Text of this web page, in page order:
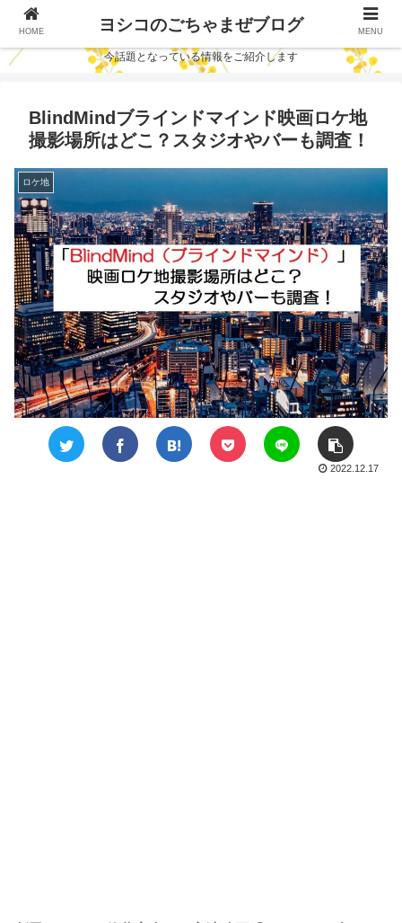
今話題となっている情報をご紹介します
BlindMindブラインドマインド映画ロケ地
撮影場所はどこ？スタジオやバーも調査！
ロケ地
2022.12.17
HOME ヨシコのごちゃまぜブログ MENU